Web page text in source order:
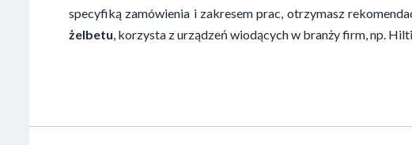
specyfiką zamówienia i zakresem prac, otrzymasz
żelbetu, korzysta z urządzeń wiodących w branży firm, np.